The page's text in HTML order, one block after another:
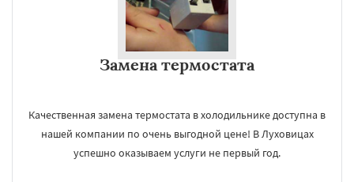
Замена термостата
Качественная замена термостата в холодильнике доступна в
нашей компании по очень выгодной цене! В Луховицах
успешно оказываем услуги не первый год.